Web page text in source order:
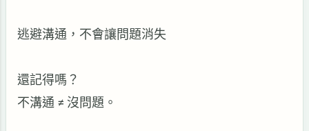
逃避溝通，不會讓問題消失
還記得嗎？
不溝通 ≠ 沒問題。